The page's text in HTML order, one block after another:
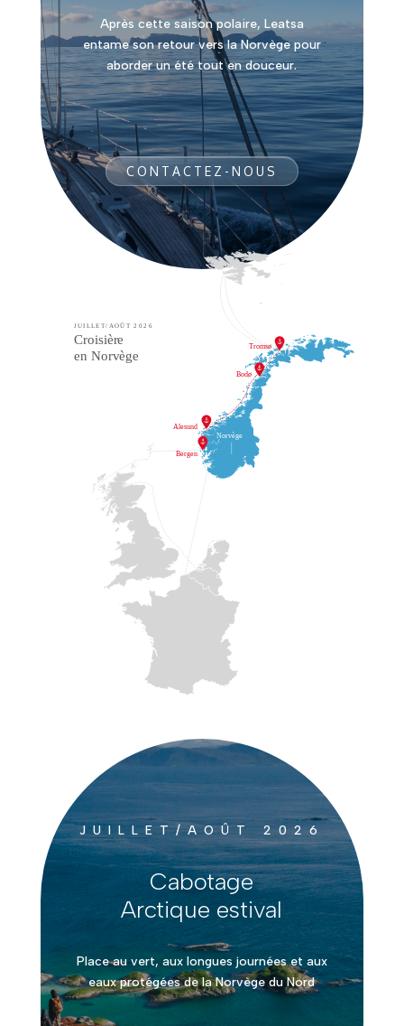
Après cette saison polaire, Leatsa
entame son retour vers la Norvège pour
aborder un été tout en douceur.
CONTACTEZ-NOUS
JUILLET/AOÛT 2026
Cabotage
Arctique estival
Place au vert, aux longues journées et aux
eaux protégées de la Norvège du Nord